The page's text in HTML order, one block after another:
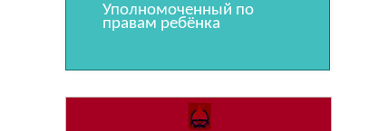
Уполномоченный по
правам ребёнка